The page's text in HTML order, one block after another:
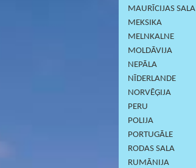
MAURĪCIJAS SALA
MEKSIKA
MELNKALNE
MOLDĀVIJA
NEPĀLA
NĪDERLANDE
NORVĒĢIJA
PERU
POLIJA
PORTUGĀLE
RODAS SALA
RUMĀNIJA